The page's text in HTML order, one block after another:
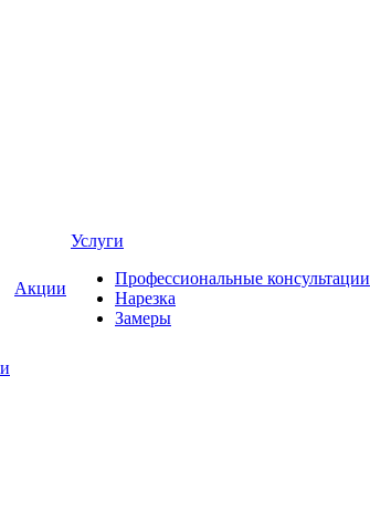
Акции
Услуги
Профессиональные консультации
Нарезка
Замеры